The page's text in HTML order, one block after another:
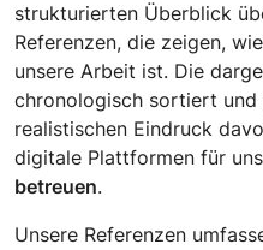
strukturierten Überblick
Referenzen, die zeigen,
unsere Arbeit ist. Die
chronologisch sortiert und
realistischen Eindruck
digitale Plattformen für
betreuen.
Unsere Referenzen